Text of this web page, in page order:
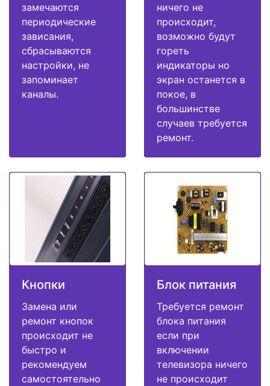
замечаются
периодические
зависания,
сбрасываются
настройки, не
запоминает
каналы.
ничего не
происходит,
возможно будут
гореть
индикаторы но
экран останется в
покое, в
большинстве
случаев требуется
ремонт.
Кнопки
Замена или
ремонт кнопок
происходит не
быстро и
рекомендуем
самостоятельно
Блок питания
Требуется ремонт
блока питания
если при
включении
телевизора ничего
не происходит